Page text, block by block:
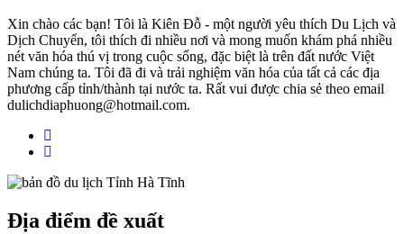
Xin chào các bạn! Tôi là Kiên Đỗ - một người yêu thích Du Lịch và
Dịch Chuyển, tôi thích đi nhiều nơi và mong muốn khám phá nhiều
nét văn hóa thú vị trong cuộc sống, đặc biệt là trên đất nước Việt
Nam chúng ta. Tôi đã đi và trải nghiệm văn hóa của tất cả các địa
phương cấp tỉnh/thành tại nước ta. Rất vui được chia sẻ theo email
dulichdiaphuong@hotmail.com.
Địa điểm đề xuất